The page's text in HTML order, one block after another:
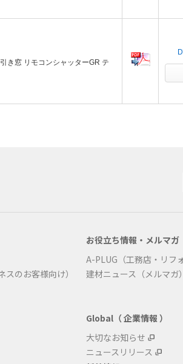
き窓 リモコンシャッターGR テ
のお客様向け）
お役立ち情報・メルマガ
A-PLUG（工務店・リフ
建材ニュース（メルマガ）
Global（ 企業情報 ）
大切なお知らせ
ニュースリリース